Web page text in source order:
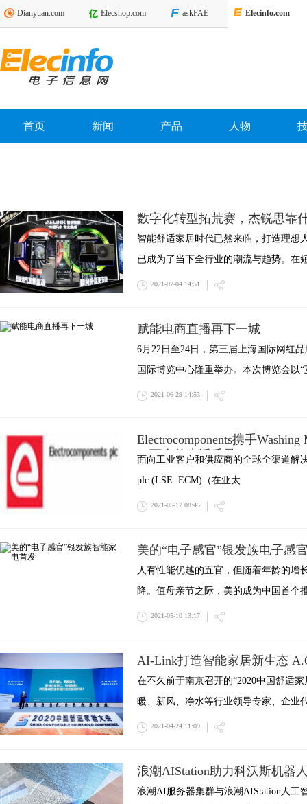
Dianyuan.com Elecshop.com askFAE Elecinfo.com
首页 新闻 产品 人物
数字化转型拓荒赛，杰锐思靠
智能舒适家居时代已然来临，打造理想
已成为了当下全行业的潮流与趋势。在
2021-07-04 14:51
赋能电商直播再下一城
6月22日至24日，第三届上海国际网红
国际博览中心隆重举办。本次博览会以
2021-06-29 14:53
Electrocomponents携手
10万人的生活质量
面向工业客户和供应商的全球全渠道解
plc (LSE: ECM)（在亚太
2021-05-17 08:45
美的“电子感官”银发族电子感
人有性能优越的五官，但随着年龄的增
降。值母亲节之际，美的成为中国首个
2021-05-10 13:17
AI-Link打造智能家居新生态
在不久前于南京召开的“2020中国舒适
暖、新风、净水等行业领导专家、企业
2021-04-24 11:09
浪潮AIStation助力科沃斯机器
浪潮AI服务器集群与浪潮AIStation人工